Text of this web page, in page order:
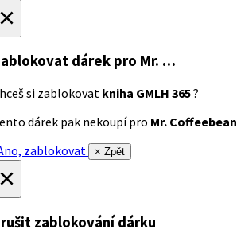
dárek pro Mr. …
si zablokovat kniha GMLH 365?
dárek pak nekoupí pro Mr. Coffeebean
zablokovat
× Zpět
zablokování dárku